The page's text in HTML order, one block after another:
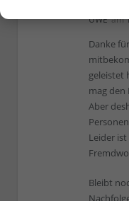
UWEam
Danke
geleistet
mag den
Aber
Leider
Bleibt